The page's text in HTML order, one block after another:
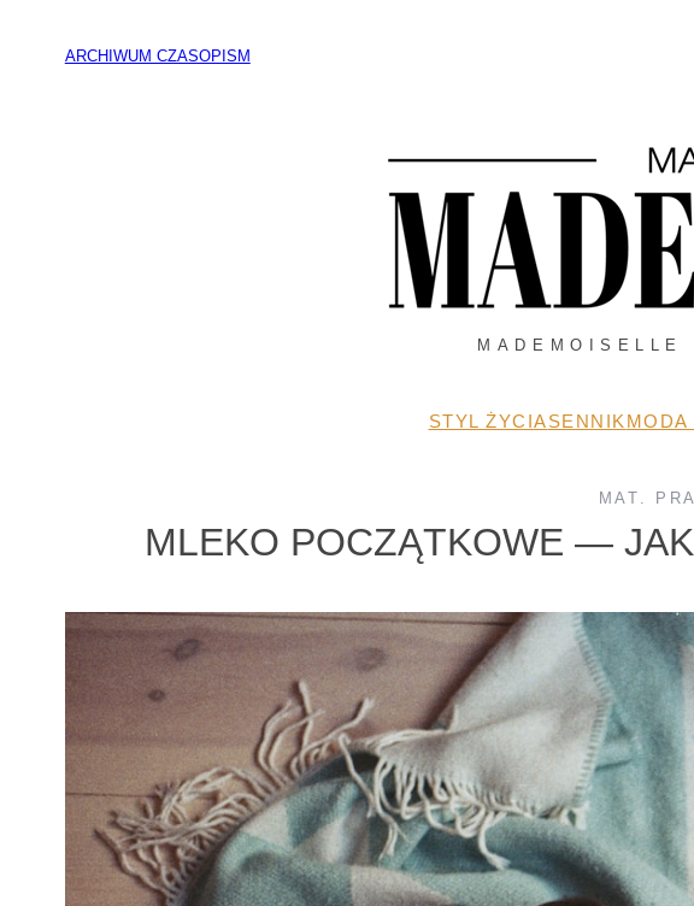
ARCHIWUM CZASOPISM
STYL ŻYCIASENNIK MODA
MAT.
MLEKO POCZĄTKOWE —